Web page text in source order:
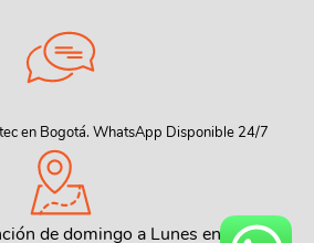
en Bogotá. WhatsApp Disponible 24/7
de domingo a Lunes en toda